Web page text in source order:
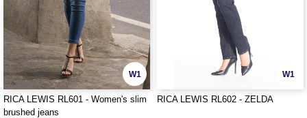
W1
RICA LEWIS RL601 - Women's slim
brushed jeans
W1
RICA LEWIS RL602 - ZELDA